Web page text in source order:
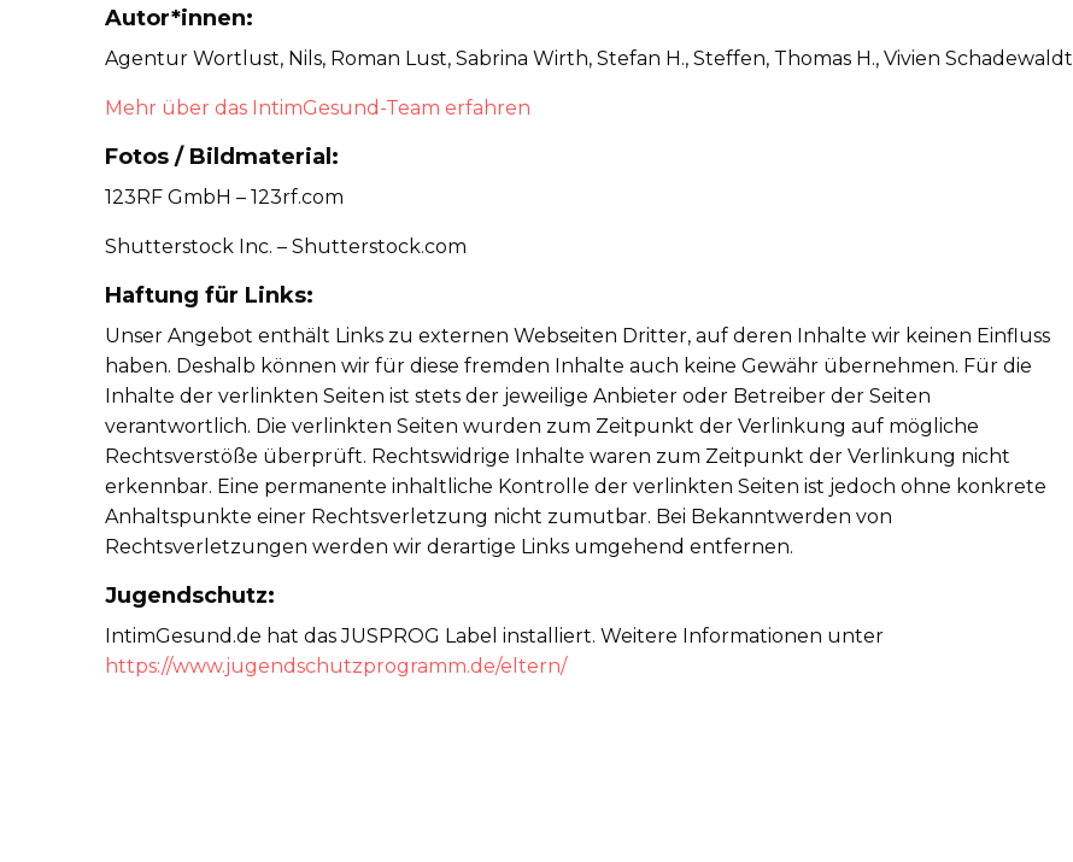
Autor*innen:
Agentur Wortlust, Nils, Roman Lust, Sabrina Wirth, Stefan H., Steffen, Thomas H., Vivien Schadewaldt
Mehr über das IntimGesund-Team erfahren
Fotos / Bildmaterial:
123RF GmbH – 123rf.com
Shutterstock Inc. – Shutterstock.com
Haftung für Links:
Unser Angebot enthält Links zu externen Webseiten Dritter, auf deren Inhalte wir keinen Einfluss
haben. Deshalb können wir für diese fremden Inhalte auch keine Gewähr übernehmen. Für die
Inhalte der verlinkten Seiten ist stets der jeweilige Anbieter oder Betreiber der Seiten
verantwortlich. Die verlinkten Seiten wurden zum Zeitpunkt der Verlinkung auf mögliche
Rechtsverstöße überprüft. Rechtswidrige Inhalte waren zum Zeitpunkt der Verlinkung nicht
erkennbar. Eine permanente inhaltliche Kontrolle der verlinkten Seiten ist jedoch ohne konkrete
Anhaltspunkte einer Rechtsverletzung nicht zumutbar. Bei Bekanntwerden von
Rechtsverletzungen werden wir derartige Links umgehend entfernen.
Jugendschutz:
IntimGesund.de hat das JUSPROG Label installiert. Weitere Informationen unter
https://www.jugendschutzprogramm.de/eltern/